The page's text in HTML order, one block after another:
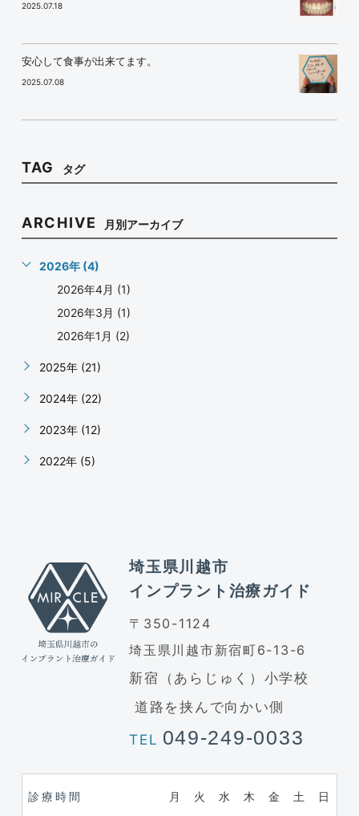
2025.07.18
安心して食事が出来てます。
2025.07.08
TAG タグ
ARCHIVE 月別アーカイブ
2026年 (4)
2026年4月 (1)
2026年3月 (1)
2026年1月 (2)
2025年 (21)
2024年 (22)
2023年 (12)
2022年 (5)
埼玉県川越市
インプラント治療ガイド
〒350-1124
埼玉県川越市新宿町6-13-6
新宿（あらじゅく）小学校
道路を挟んで向かい側
TEL 049-249-0033
診療時間 月 火 水 木 金 土 日